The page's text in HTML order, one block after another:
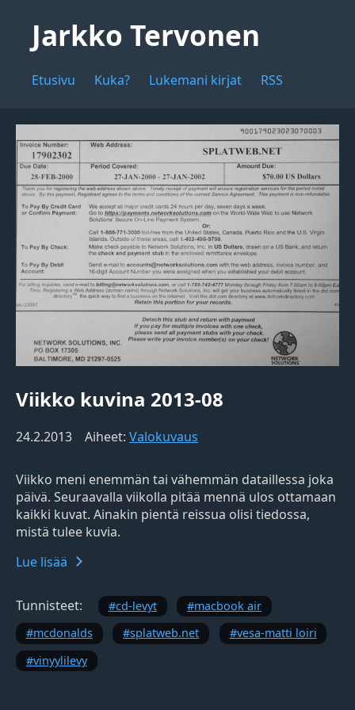
Jarkko Tervonen
Etusivu Kuka? Lukemani kirjat RSS
Viikko kuvina 2013-08
24.2.2013 Aiheet: Valokuvaus
Viikko meni enemmän tai vähemmän dataillessa joka
päivä. Seuraavalla viikolla pitää mennä ulos ottamaan
kaikki kuvat. Ainakin pientä reissua olisi tiedossa,
mistä tulee kuvia.
Lue lisää
Tunnisteet: cd-levyt
macbook air
mcdonalds
splatweb.net
vesa-matti loiri
vinyylilevy